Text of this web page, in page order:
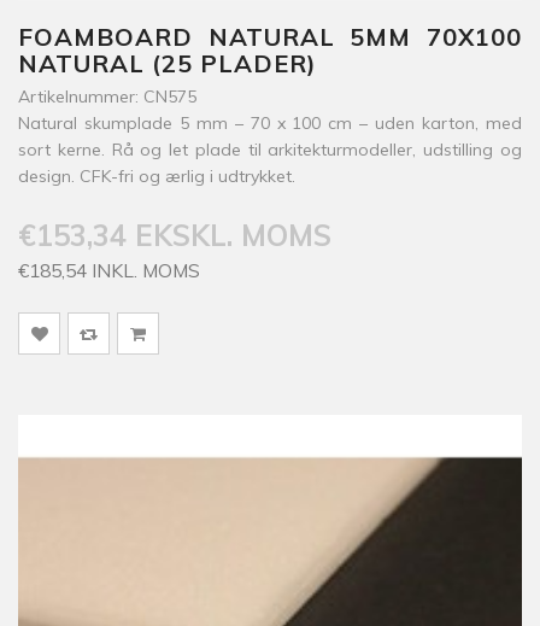
FOAMBOARD NATURAL 5MM 70X100
NATURAL (25 PLADER)
Artikelnummer: CN575
Natural skumplade 5 mm – 70 x 100 cm – uden karton, med
sort kerne. Rå og let plade til arkitekturmodeller, udstilling og
design. CFK-fri og ærlig i udtrykket.
€153,34 EKSKL. MOMS
€185,54 INKL. MOMS